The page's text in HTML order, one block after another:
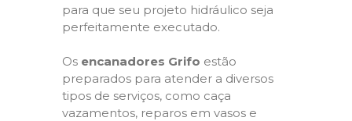
para que seu projeto hidráulico seja
perfeitamente executado.
Os encanadores Grifo estão
preparados para atender a diversos
tipos de serviços, como caça
vazamentos, reparos em vasos e